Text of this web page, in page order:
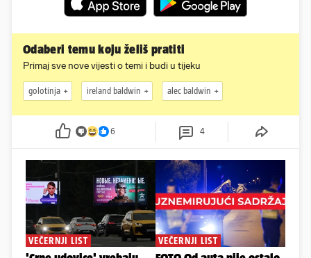
Odaberi temu koju želiš pratiti
Primaj sve nove vijesti o temi i budi u tijeku
golotinja ireland baldwin alec baldwin
6 4